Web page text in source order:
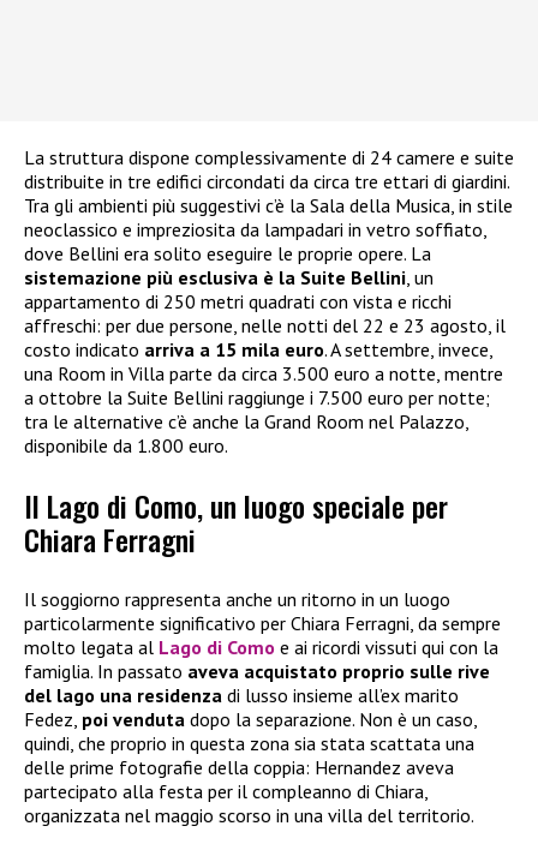
La struttura dispone complessivamente di 24 camere e suite
distribuite in tre edifici circondati da circa tre ettari di giardini.
Tra gli ambienti più suggestivi c’è la Sala della Musica, in stile
neoclassico e impreziosita da lampadari in vetro soffiato,
dove Bellini era solito eseguire le proprie opere. La
sistemazione più esclusiva è la Suite Bellini , un
appartamento di 250 metri quadrati con vista e ricchi
affreschi: per due persone, nelle notti del 22 e 23 agosto, il
costo indicato arriva a 15 mila euro. A settembre, invece,
una Room in Villa parte da circa 3.500 euro a notte, mentre
a ottobre la Suite Bellini raggiunge i 7.500 euro per notte;
tra le alternative c’è anche la Grand Room nel Palazzo,
disponibile da 1.800 euro.
Il Lago di Como, un luogo speciale per
Chiara Ferragni
Il soggiorno rappresenta anche un ritorno in un luogo
particolarmente significativo per Chiara Ferragni, da sempre
molto legata al Lago di Como e ai ricordi vissuti qui con la
famiglia. In passato aveva acquistato proprio sulle rive
del lago una residenza di lusso insieme all’ex marito
Fedez, poi venduta dopo la separazione. Non è un caso,
quindi, che proprio in questa zona sia stata scattata una
delle prime fotografie della coppia: Hernandez aveva
partecipato alla festa per il compleanno di Chiara,
organizzata nel maggio scorso in una villa del territorio.